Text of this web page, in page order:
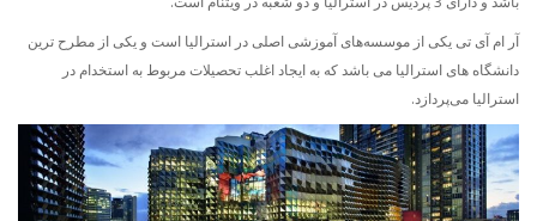
آر ام آی تی یکی از موسسه‌های آموزشی اصلی در استرالیا است و یکی از مطرح ترین
دانشگاه های استرالیا می باشد که به ایجاد اغلب تحصیلات مربوط به استخدام در
استرالیا می‌پردازد.